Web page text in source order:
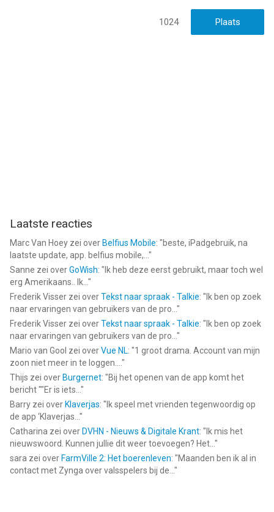
1024
Laatste reacties
Marc Van Hoey zei over Belfius Mobile: "beste, iPadgebruik, na
laatste update, app. belfius mobile,... "
Sanne zei overGoWish: " Ik heb deze eerst gebruikt, maar toch wel
erg Amerikaans.. Ik... "
Frederik Visser zei overTekst naar spraak - Talkie: " Ik ben op zoek
naar ervaringen van gebruikers van de pro... "
Frederik Visser zei overTekst naar spraak - Talkie: " Ik ben op zoek
naar ervaringen van gebruikers van de pro... "
Mario van Gool zei overVue NL: "1 groot drama. Account van mijn
zoon niet meer in te loggen.... "
Thijs zei over Burgernet: "Bij het openen van de app komt het
bericht ""Er is iets... "
Barry zei over Klaverjas: " Ik speel met vrienden tegenwoordig op
de app ‘Klaverjas... "
Catharina zei over DVHN - Nieuws & Digitale Krant: " Ik mis het
nieuwswoord. Kunnen jullie dit weer toevoegen? Het... "
sara zei over FarmVille 2: Het boerenleven: "Maanden ben ik al in
contact met Zynga over valsspelers bij de... "